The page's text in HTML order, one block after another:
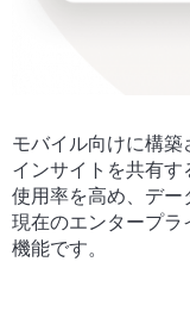
モバイル向けに構
インサイトを共有
使用率を高め、デー
現在のエンタープ
機能です。